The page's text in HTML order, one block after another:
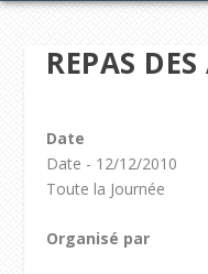
REPAS
Date
Date - 12/12/2010
Toute la Journée
Organisé par